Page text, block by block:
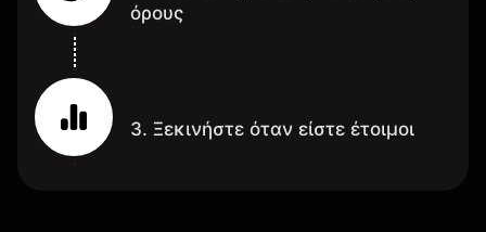
όρους
3. Ξεκινήστε όταν είστε έτοιμοι